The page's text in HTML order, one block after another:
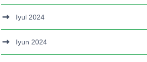
Iyul 2024
Iyun 2024